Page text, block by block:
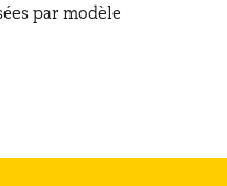
par modèle